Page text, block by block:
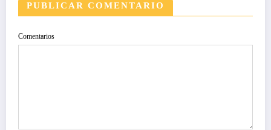
PUBLICAR COMENTARIO
Comentarios